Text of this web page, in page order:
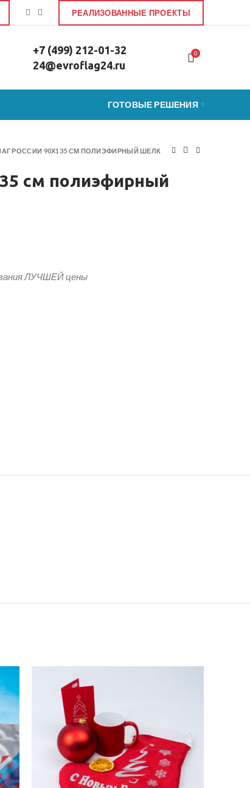
РЕАЛИЗОВАННЫЕ ПРОЕКТЫ
+7 (499) 212-01-32
24@evroflag24.ru
0
ГОТОВЫЕ РЕШЕНИЯ
РОССИИ 90Х135 СМ ПОЛИЭФИРНЫЙ ШЕЛК
см полиэфирный
ЛУЧШЕЙ цены